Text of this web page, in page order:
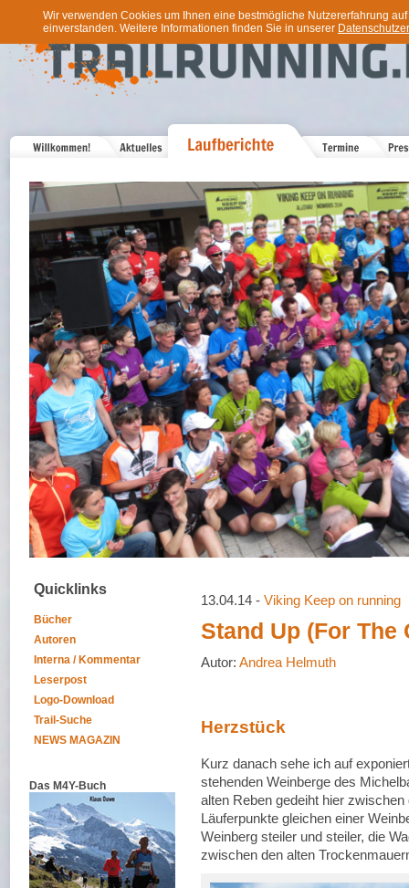
Wir verwenden Cookies um Ihnen eine bestmögliche Nutzererfahrung
einverstanden. Weitere Informationen finden Sie in unserer
Quicklinks
Bücher
Autoren
Interna / Kommentar
Leserpost
Logo-Download
Trail-Suche
NEWS MAGAZIN
Das M4Y-Buch
13.04.14 - Viking Keep on running
Stand Up (For The
Autor: Andrea Helmuth
Herzstück
Kurz danach sehe ich auf
stehenden Weinberge des
alten Reben gedeiht hier
Läuferpunkte gleichen einer
Weinberg steiler und steiler, die
zwischen den alten